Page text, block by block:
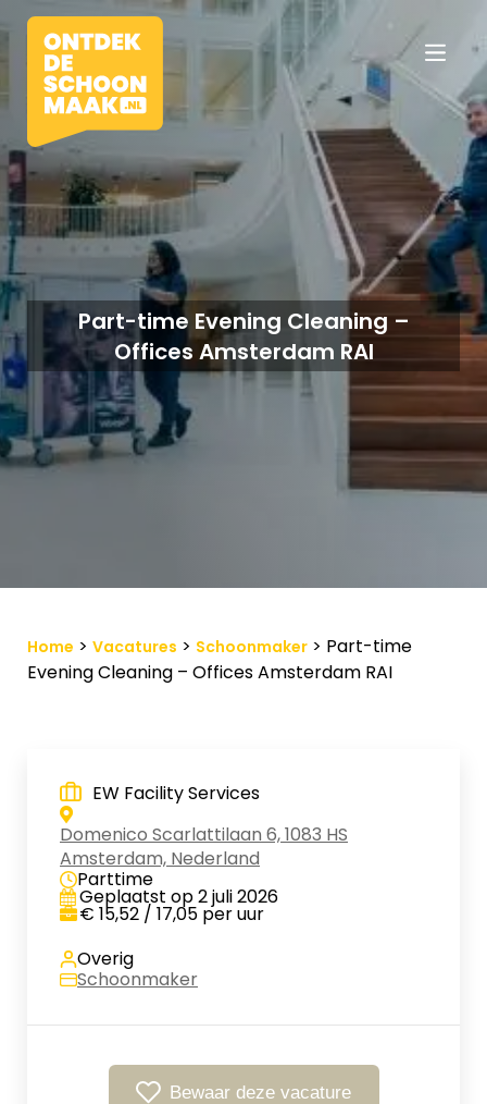
Part-time Evening Cleaning –
Offices Amsterdam RAI
Home > Vacatures > Schoonmaker > Part-time
Evening Cleaning – Offices Amsterdam RAI
EW Facility Services
Domenico Scarlattilaan 6, 1083 HS
Amsterdam, Nederland
Parttime
Geplaatst op 2 juli 2026
€ 15,52 / 17,05 per uur
Overig
Schoonmaker
Bewaar deze vacature
Vacatures
Beroepen
Werkomgevingen
Opleidingen
Werkgevers
Bewaarde vacatures